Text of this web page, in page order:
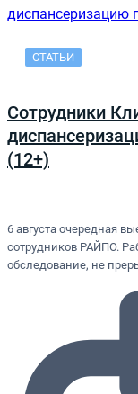
СТАТЬИ
Сотрудники
(12+)
6 августа очередная
сотрудников РАЙПО.
обследование, не